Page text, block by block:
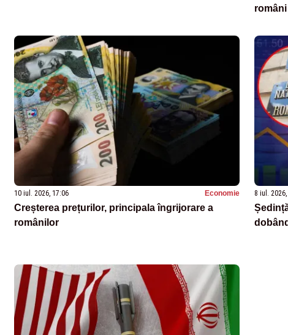
români
10 iul. 2026, 17:06 Economie
Creșterea prețurilor, principala îngrijorare a
românilor
8 iul.